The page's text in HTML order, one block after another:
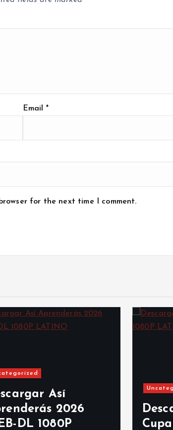
Email *
for the next time I comment.
Así
2026
DL 1080P